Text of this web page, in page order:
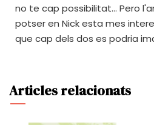
no te cap possibilitat... Pero
potser en Nick esta mes
que cap dels dos es podria
Articles relacionats